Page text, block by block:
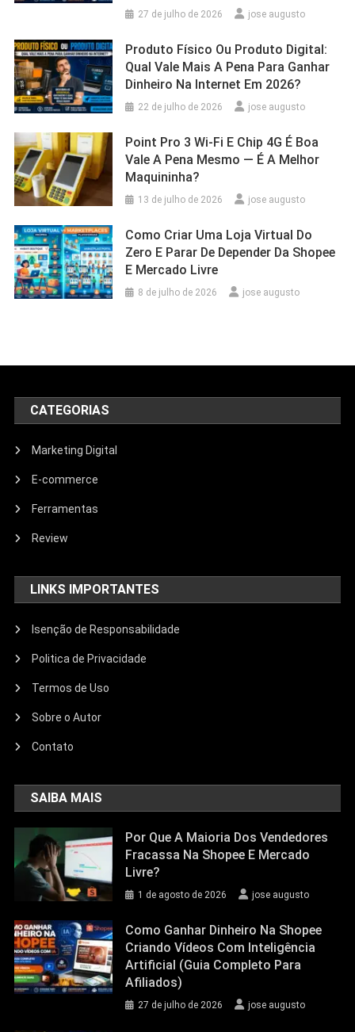
27 de julho de 2026 jose augusto
Produto Físico Ou Produto Digital:
Qual Vale Mais A Pena Para Ganhar
Dinheiro Na Internet Em 2026?
22 de julho de 2026 jose augusto
Point Pro 3 Wi‑Fi E Chip 4G É Boa
Vale A Pena Mesmo — É A Melhor
Maquininha?
13 de julho de 2026 jose augusto
Como Criar Uma Loja Virtual Do
Zero E Parar De Depender Da Shopee
E Mercado Livre
8 de julho de 2026 jose augusto
CATEGORIAS
Marketing Digital
E-commerce
Ferramentas
Review
LINKS IMPORTANTES
Isenção de Responsabilidade
Politica de Privacidade
Termos de Uso
Sobre o Autor
Contato
SAIBA MAIS
Por Que A Maioria Dos Vendedores
Fracassa Na Shopee E Mercado
Livre?
1 de agosto de 2026 jose augusto
Como Ganhar Dinheiro Na Shopee
Criando Vídeos Com Inteligência
Artificial (Guia Completo Para
Afiliados)
27 de julho de 2026 jose augusto